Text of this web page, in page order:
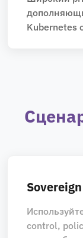
Kubernetes
control,